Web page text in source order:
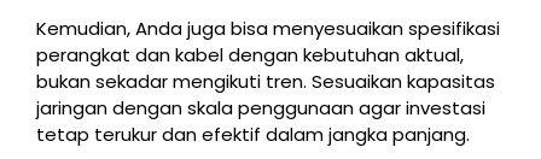
Kemudian, Anda juga bisa menyesuaikan spesifikasi
perangkat dan kabel dengan kebutuhan aktual,
bukan sekadar mengikuti tren. Sesuaikan kapasitas
jaringan dengan skala penggunaan agar investasi
tetap terukur dan efektif dalam jangka panjang.